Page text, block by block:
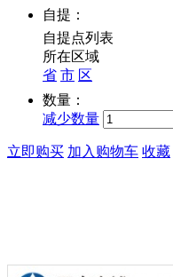
自提：
自提点列表
所在区域
省 市 区
数量：
减少数量
立即购买 加入购物车 收藏